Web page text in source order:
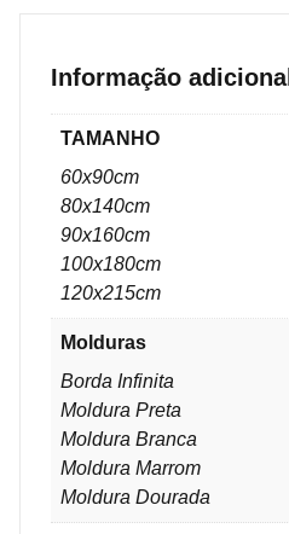
Informação adicional
TAMANHO
60x90cm
80x140cm
90x160cm
100x180cm
120x215cm
Molduras
Borda Infinita
Moldura Preta
Moldura Branca
Moldura Marrom
Moldura Dourada